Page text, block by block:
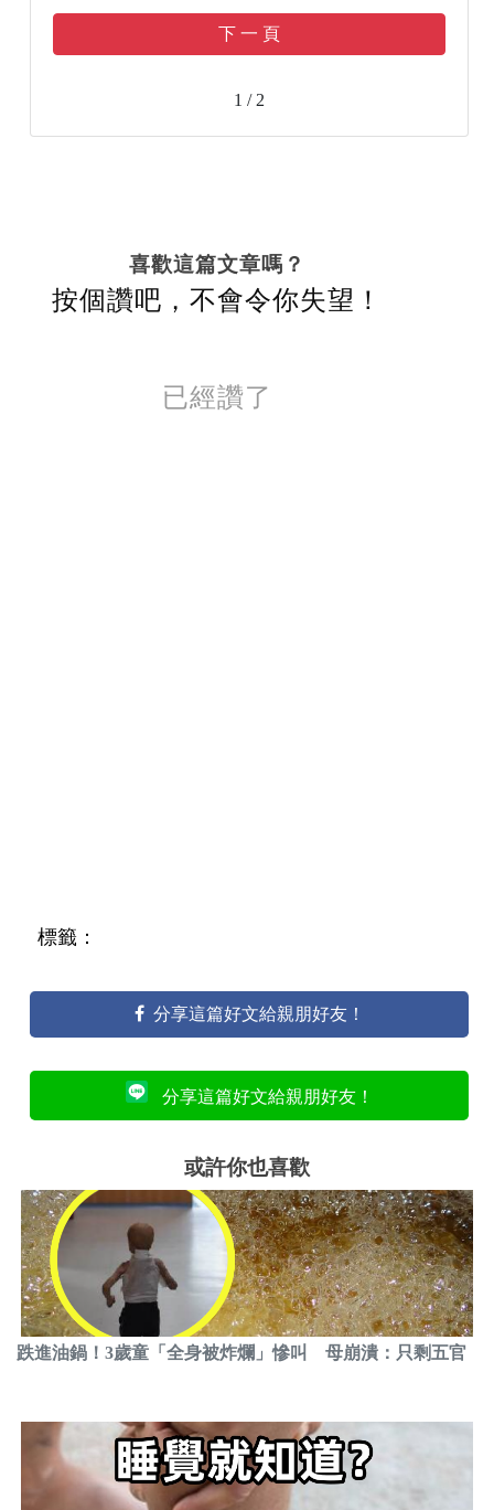
下 一 頁
1 / 2
喜歡這篇文章嗎？
按個讚吧，不會令你失望！
已經讚了
標籤：
分享這篇好文給親朋好友！
分享這篇好文給親朋好友！
或許你也喜歡
跌進油鍋！3歲童「全身被炸爛」慘叫 母崩潰：只剩五官